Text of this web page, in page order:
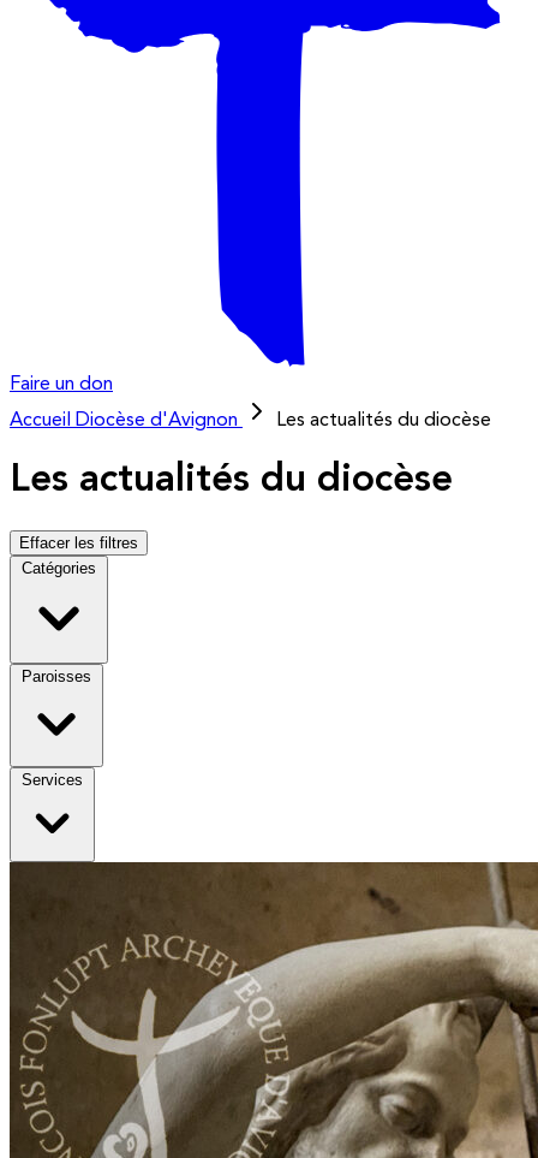
Faire un don
Accueil
Diocèse d'Avignon Les actualités du diocèse
Les actualités du diocèse
Effacer les filtres
Catégories
Paroisses
Services